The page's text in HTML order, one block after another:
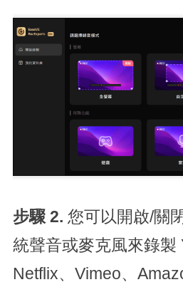
步驟 2. 您可以開啟/關
統聲音或麥克風來錄製
Netflix、Vimeo、